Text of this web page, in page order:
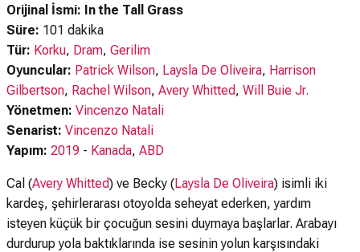
Orijinal İsmi: In the Tall Grass
Süre: 101 dakika
Tür: Korku, Dram, Gerilim
Oyuncular: Patrick Wilson, Laysla De Oliveira, Harrison
Gilbertson, Rachel Wilson, Avery Whitted, Will Buie Jr.
Yönetmen: Vincenzo Natali
Senarist: Vincenzo Natali
Yapım: 2019 - Kanada, ABD
Cal (Avery Whitted) ve Becky (Laysla De Oliveira) isimli iki
kardeş, şehirlerarası otoyolda seheyat ederken, yardım
isteyen küçük bir çocuğun sesini duymaya başlarlar. Arabayı
durdurup yola baktıklarında ise sesinin yolun karşısındaki